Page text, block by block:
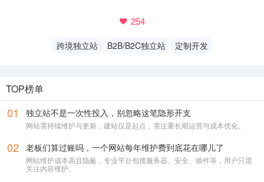
254
跨境独立站 B2B/B2C独立站 定制开发
TOP榜单
01 独立站不是一次性投入，别忽略这笔隐形开支
网站需持续维护与更新，建站仅是起点，需注重长期运营与成本优化。
02 老板们算过账吗，一个网站每年维护费到底花在哪儿了
网站维护成本高且隐蔽，专业平台包揽服务器、安全、插件等，用户只需
关注内容维护。